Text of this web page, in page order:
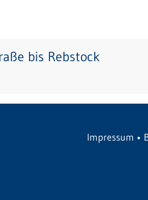
bis Rebstock
Impressum •